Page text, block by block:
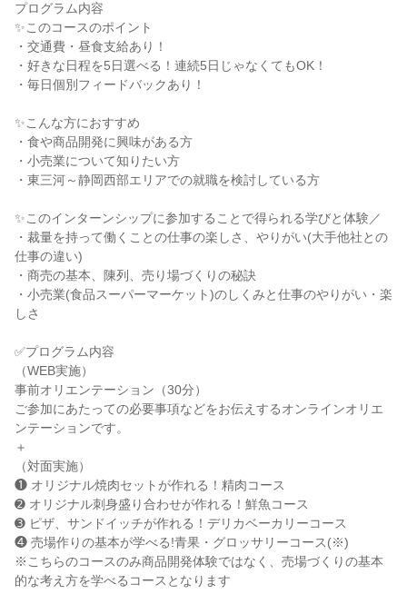
プログラム内容
✨このコースのポイント
・交通費・昼食支給あり！
・好きな日程を5日選べる！連続5日じゃなくてもOK！
・毎日個別フィードバックあり！
✨こんな方におすすめ
・食や商品開発に興味がある方
・小売業について知りたい方
・東三河～静岡西部エリアでの就職を検討している方
✨このインターンシップに参加することで得られる学びと体験／
・裁量を持って働くことの仕事の楽しさ、やりがい(大手他社との
仕事の違い)
・商売の基本、陳列、売り場づくりの秘訣
・小売業(食品スーパーマーケット)のしくみと仕事のやりがい・楽
しさ
✅プログラム内容
（WEB実施）
事前オリエンテーション（30分）
ご参加にあたっての必要事項などをお伝えするオンラインオリエ
ンテーションです。
＋
（対面実施）
❶ オリジナル焼肉セットが作れる！精肉コース
➋ オリジナル刺身盛り合わせが作れる！鮮魚コース
➌ ピザ、サンドイッチが作れる！デリカベーカリーコース
❹ 売場作りの基本が学べる!青果・グロッサリーコース(※)
※こちらのコースのみ商品開発体験ではなく、売場づくりの基本
的な考え方を学べるコースとなります